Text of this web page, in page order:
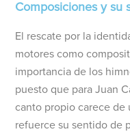
Composiciones y su
El rescate por la
motores como
importancia de los
puesto que para Juan
canto propio carece
refuerce su sentido de